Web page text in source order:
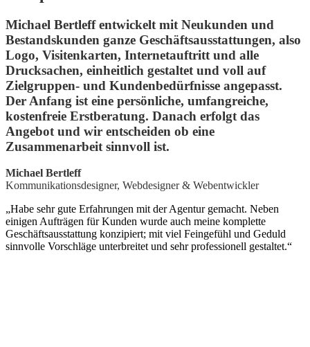
Michael Bertleff entwickelt mit Neukunden und
Bestandskunden ganze Geschäftsausstattungen, also
Logo, Visitenkarten, Internetauftritt und alle
Drucksachen, einheitlich gestaltet und voll auf
Zielgruppen- und Kundenbedürfnisse angepasst.
Der Anfang ist eine persönliche, umfangreiche,
kostenfreie Erstberatung. Danach erfolgt das
Angebot und wir entscheiden ob eine
Zusammenarbeit sinnvoll ist.
Michael Bertleff
Kommunikationsdesigner, Webdesigner & Webentwickler
„Habe sehr gute Erfahrungen mit der Agentur gemacht. Neben
einigen Aufträgen für Kunden wurde auch meine komplette
Geschäftsausstattung konzipiert; mit viel Feingefühl und Geduld
sinnvolle Vorschläge unterbreitet und sehr professionell gestaltet.“